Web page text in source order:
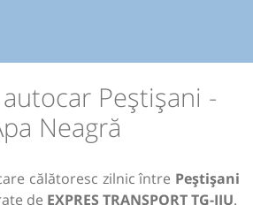
Peștișani -
Neagră
călătoresc zilnic între Peștișani
de EXPRES TRANSPORT TG-JIU.